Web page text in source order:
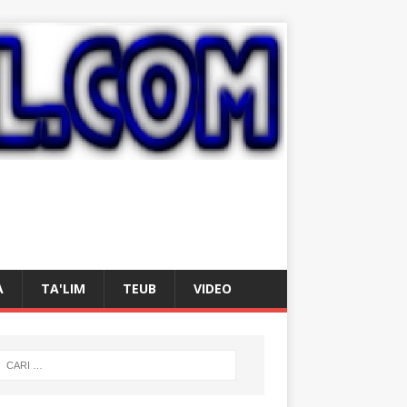
TA'LIM TEUB VIDEO